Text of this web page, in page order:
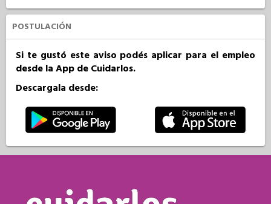
POSTULACIÓN
Si te gustó este aviso podés aplicar para el empleo
desde la App de Cuidarlos.
Descargala desde: